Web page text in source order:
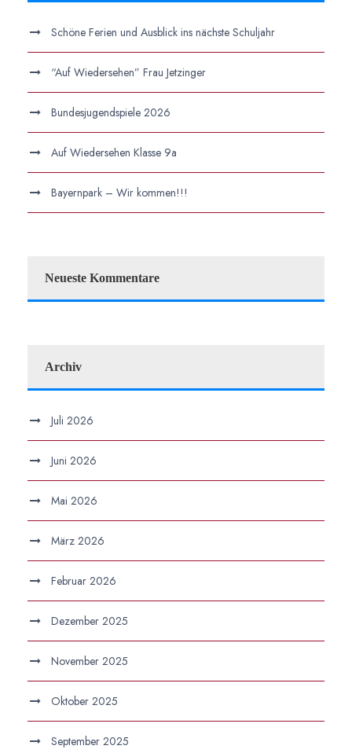
Schöne Ferien und Ausblick ins nächste Schuljahr
“Auf Wiedersehen” Frau Jetzinger
Bundesjugendspiele 2026
Auf Wiedersehen Klasse 9a
Bayernpark – Wir kommen!!!
Neueste Kommentare
Archiv
Juli 2026
Juni 2026
Mai 2026
März 2026
Februar 2026
Dezember 2025
November 2025
Oktober 2025
September 2025